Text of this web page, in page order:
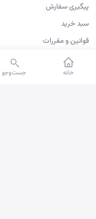
پیگیری سفارش
سبد خرید
قوانین و مقررات
خانه جست‌وجو